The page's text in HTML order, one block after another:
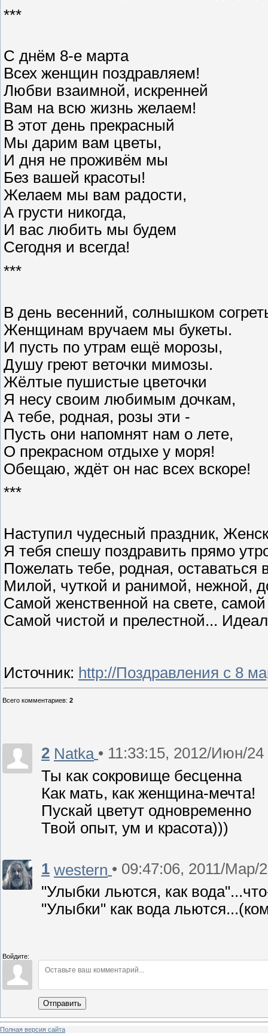
***
С днём 8-е марта
Всех женщин поздравляем!
Любви взаимной, искренней
Вам на всю жизнь желаем!
В этот день прекрасный
Мы дарим вам цветы,
И дня не проживём мы
Без вашей красоты!
Желаем мы вам радости,
А грусти никогда,
И вас любить мы будем
Сегодня и всегда!
***
В день весенний, солнышком
Женщинам вручаем мы букеты.
И пусть по утрам ещё морозы,
Душу греют веточки мимозы.
Жёлтые пушистые цветочки
Я несу своим любимым дочкам,
А тебе, родная, розы эти -
Пусть они напомнят нам о лете,
О прекрасном отдыхе у моря!
Обещаю, ждёт он нас всех вскоре!
***
Наступил чудесный праздник,
Я тебя спешу поздравить прямо
Пожелать тебе, родная, оставаться
Милой, чуткой и ранимой, нежной,
Самой женственной на свете,
Самой чистой и прелестной...
Источник: http://Поздравления с 8
Всего комментариев: 2
2 Natka • 11:33:15, 2012/Июн/24
Ты как сокровище бесценна
Как мать, как женщина-мечта!
Пускай цветут одновременно
Твой опыт, ум и красота)))
1 western • 09:47:06, 2011/Мар/
"Улыбки льются, как
"Улыбки" как вода
Войдите:
Отправить
Полная версия сайта